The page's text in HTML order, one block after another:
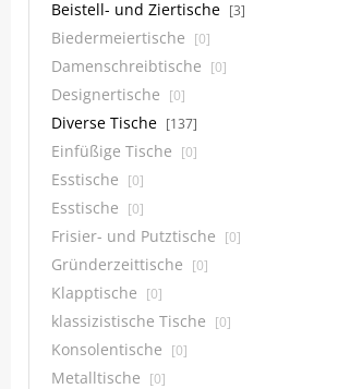
Beistell- und Ziertische [3]
Biedermeiertische [0]
Damenschreibtische [0]
Designertische [0]
Diverse Tische [137]
Einfüßige Tische [0]
Esstische [0]
Esstische [0]
Frisier- und Putztische [0]
Gründerzeittische [0]
Klapptische [0]
klassizistische Tische [0]
Konsolentische [0]
Metalltische [0]